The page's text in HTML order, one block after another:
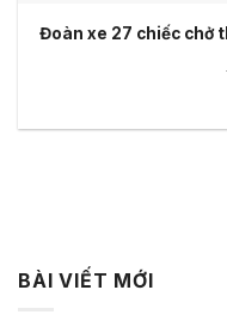
Đoàn xe 27 chiếc chở
BÀI VIẾT MỚI